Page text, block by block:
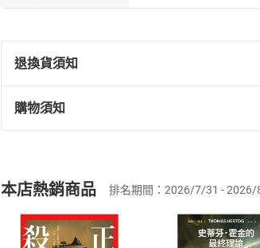
退換貨須知
退換貨規定：
(一)依消費者保護法第19條第1項後段
(二)消費者訂購本店鋪之商品即代表
且已下載/存取電子書，不得請求退貨退
退貨方式：您欲取消訂單或辦理退貨時
購物須知
挑選商品
Choose
放入購
Shopping
本店熱銷商品 排名期間：2026/7/31 - 2026/